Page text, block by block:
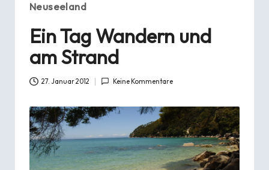
e
r
Neuseeland
Ein Tag Wandern und
am Strand
27. Januar 2012 Keine Kommentare